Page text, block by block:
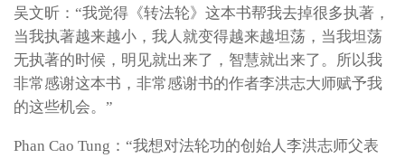
吴文昕：“我觉得《转法轮》这本书帮我去掉很多执著，
当我执著越来越小，我人就变得越来越坦荡，当我坦荡
无执著的时候，明见就出来了，智慧就出来了。所以我
非常感谢这本书，非常感谢书的作者李洪志大师赋予我
的这些机会。”
Phan Cao Tung：“我想对法轮功的创始人李洪志师父表